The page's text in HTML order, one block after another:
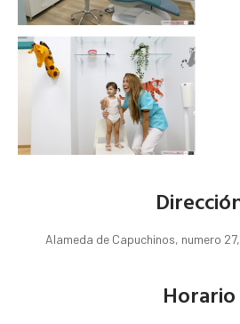
Alameda de Capuchinos, numero
Horario